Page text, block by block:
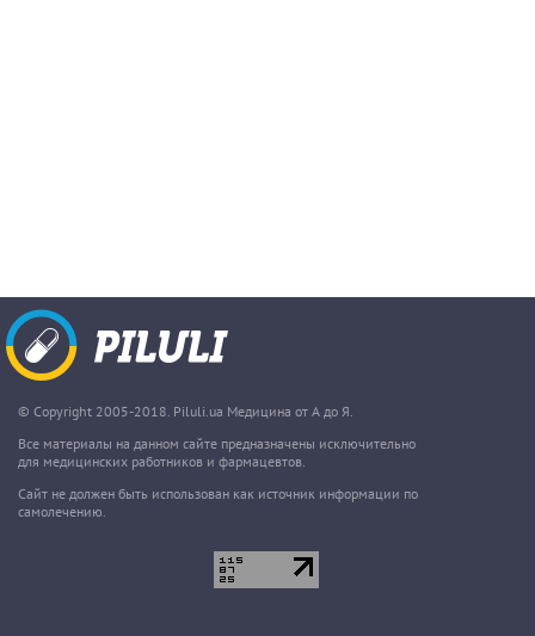
© Copyright 2005-2018. Piluli.ua Медицина от А до Я.
Все материалы на данном сайте предназначены исключительно
для медицинских работников и фармацевтов.
Сайт не должен быть использован как источник информации по
самолечению.